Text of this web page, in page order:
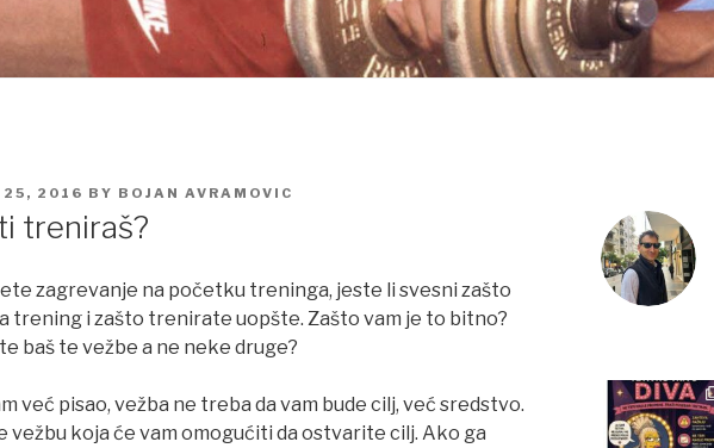
25, 2016 BY BOJAN AVRAMOVIC
treniraš?
zagrevanje na početku treninga, jeste li svesni zašto
trening i zašto trenirate uopšte. Zašto vam je to bitno?
baš te vežbe a ne neke druge?
već pisao, vežba ne treba da vam bude cilj, već sredstvo.
vežbu koja će vam omogućiti da ostvarite cilj. Ako ga